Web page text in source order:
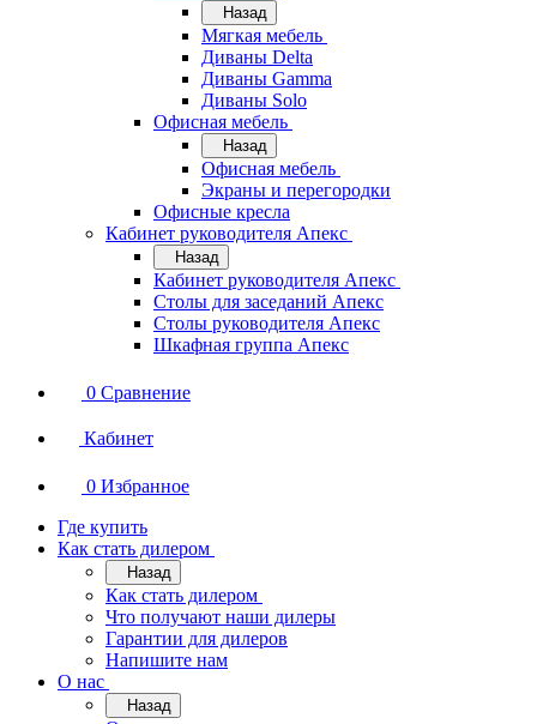
Назад
Мягкая мебель
Диваны Delta
Диваны Gamma
Диваны Solo
Офисная мебель
Назад
Офисная мебель
Экраны и перегородки
Офисные кресла
Кабинет руководителя Апекс
Назад
Кабинет руководителя Апекс
Столы для заседаний Апекс
Столы руководителя Апекс
Шкафная группа Апекс
0 Сравнение
Кабинет
0 Избранное
Где купить
Как стать дилером
Назад
Как стать дилером
Что получают наши дилеры
Гарантии для дилеров
Напишите нам
О нас
Назад